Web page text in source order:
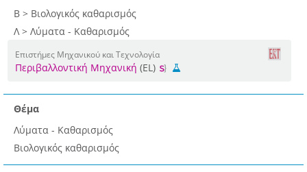
Β > Βιολογικός καθαρισμός
Λ > Λύματα - Καθαρισμός
Επιστήμες Μηχανικού και Τεχνολογία
Περιβαλλοντική Μηχανική (EL)
Θέμα
Λύματα - Καθαρισμός
Βιολογικός καθαρισμός